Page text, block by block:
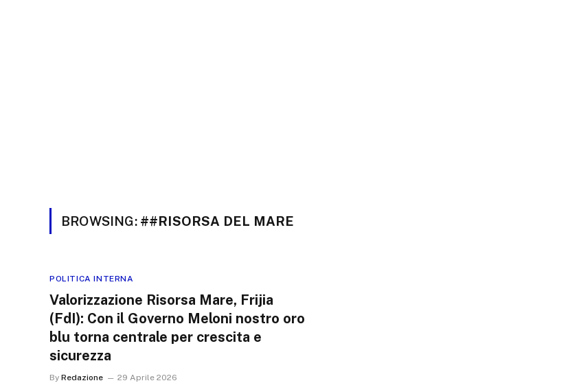
BROWSING: ##RISORSA DEL MARE
POLITICA INTERNA
Valorizzazione Risorsa Mare, Frijia
(FdI): Con il Governo Meloni nostro oro
blu torna centrale per crescita e
sicurezza
By Redazione 29 Aprile 2026